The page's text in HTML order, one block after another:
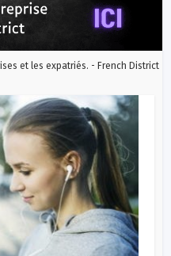
et les expatriés. - French District